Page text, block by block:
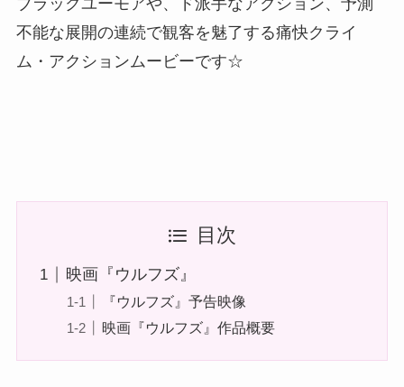
不能な展開の連続で観客を魅了する痛快クライ
ム・アクションムービーです☆
目次
映画『ウルフズ』
『ウルフズ』予告映像
映画『ウルフズ』作品概要